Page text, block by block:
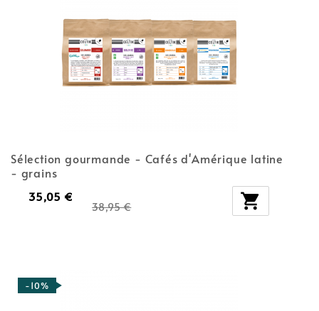
Sélection gourmande - Cafés d'Amérique latine
- grains
35,05 €
38,95 € 
-10%